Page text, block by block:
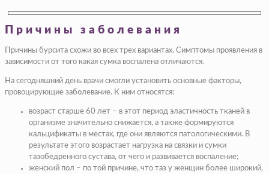
Причины заболевания
Причины бурсита схожи во всех трех вариантах. Симптомы проявления в
зависимости от того какая сумка воспалена отличаются.
На сегодняшний день врачи смогли установить основные факторы,
провоцирующие заболевание. К ним относятся:
возраст старше 60 лет – в этот период эластичность тканей в
организме значительно снижается, а также формируются
кальцификаты в местах, где они являются патологическими. В
результате этого возрастает нагрузка на связки и сумки
тазобедренного сустава, от чего и развивается воспаление;
женский пол – по той причине, что таз у женщин более широкий,